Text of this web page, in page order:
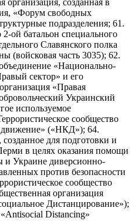
созданная в
«Форум свободных
подразделения; 61.
ой батальон специального
Славянского полка
(войсковая часть 3035); 62.
«Национально-
сектор» и его
«Правая
Украинский
используемое
сообщество
движение» («НКД»); 64.
для подготовки и
в целях оказания помощи
и Украине диверсионно-
против безопасности
сообщество
организация
Дистанцирование»);
Distancing»